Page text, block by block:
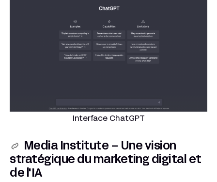
Interface ChatGPT
Media Institute – Une vision
stratégique du marketing digital et
de l'IA